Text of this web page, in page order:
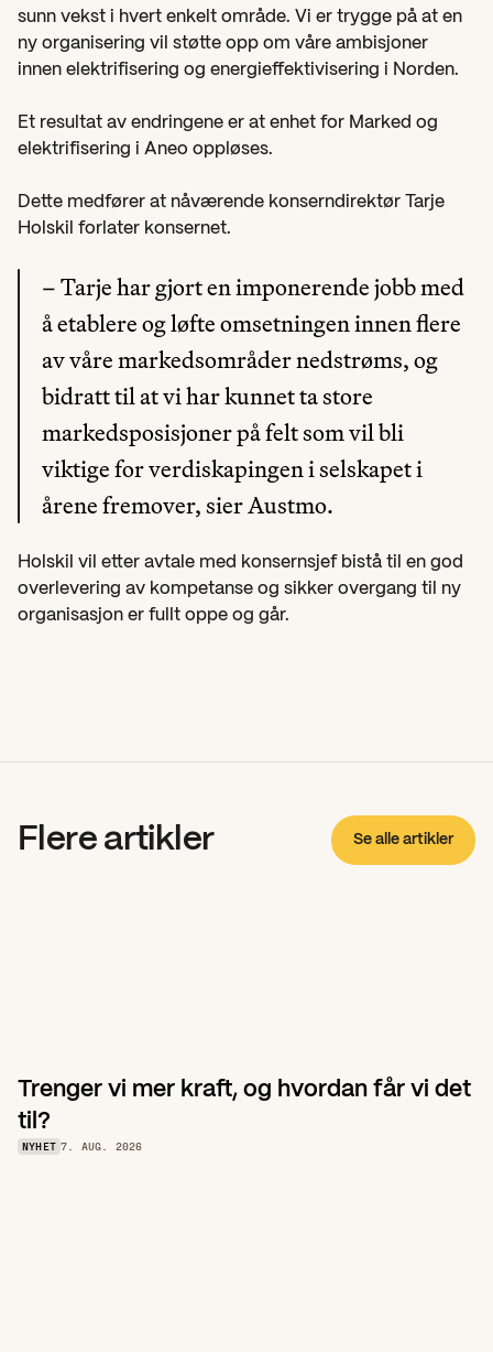
sunn vekst i hvert enkelt område. Vi er trygge på at en
ny organisering vil støtte opp om våre ambisjoner
innen elektrifisering og energieffektivisering i Norden.
Et resultat av endringene er at enhet for Marked og
elektrifisering i Aneo oppløses.
Dette medfører at nåværende konserndirektør Tarje
Holskil forlater konsernet.
– Tarje har gjort en imponerende jobb med
å etablere og løfte omsetningen innen flere
av våre markedsområder nedstrøms, og
bidratt til at vi har kunnet ta store
markedsposisjoner på felt som vil bli
viktige for verdiskapingen i selskapet i
årene fremover, sier Austmo.
Holskil vil etter avtale med konsernsjef bistå til en god
overlevering av kompetanse og sikker overgang til ny
organisasjon er fullt oppe og går.
Flere artikler Se alle artikler
Trenger vi mer kraft, og hvordan får vi det
til?
NYHET 7. AUG. 2026